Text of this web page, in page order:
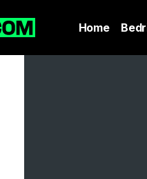
Home